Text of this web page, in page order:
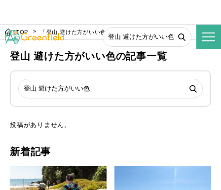
TOP 「登山 避けた方がいい色」の検索結果
登山 避けた方がいい色の記事一覧
投稿がありません。
新着記事